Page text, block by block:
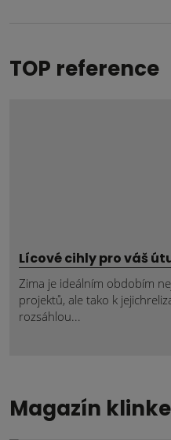
TOP reference
Lícové cihly pro váš
Zima je ideálním obdobím
projektů, ale tako k
rozsáhlou...
Magazín